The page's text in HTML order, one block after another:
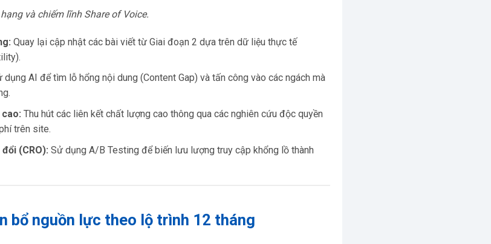
và chiếm lĩnh Share of Voice.
Quay lại cập nhật các bài viết từ Giai đoạn 2 dựa trên dữ liệu thực tế
dụng AI để tìm lỗ hổng nội dung (Content Gap) và tấn công vào các ngách mà
Thu hút các liên kết chất lượng cao thông qua các nghiên cứu độc quyền
trên site.
(CRO): Sử dụng A/B Testing để biến lưu lượng truy cập khổng lồ thành
bổ nguồn lực theo lộ trình 12 tháng